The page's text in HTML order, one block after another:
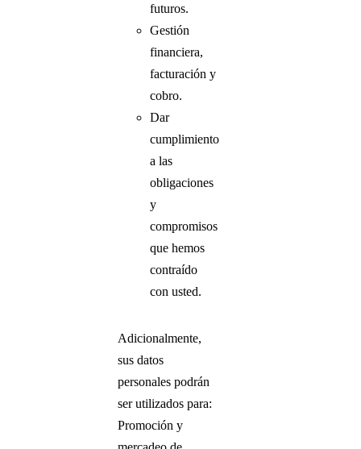
futuros.
Gestión
financiera,
facturación y
cobro.
Dar
cumplimiento
a las
obligaciones
y
compromisos
que hemos
contraído
con usted.
Adicionalmente,
sus datos
personales podrán
ser utilizados para:
Promoción y